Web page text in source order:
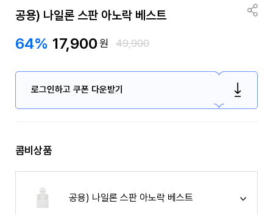
공용) 나일론 스판 아노락 베스트
64% 17,900원 49,900
로그인하고 쿠폰 다운받기
콤비상품
공용) 나일론 스판 아노락 베스트